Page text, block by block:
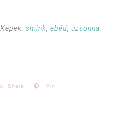
Képek: smink, ebéd, uzsonna.
Share Pin